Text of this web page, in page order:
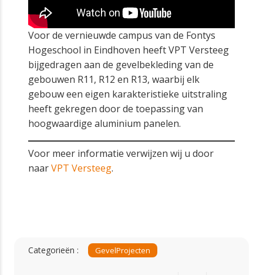
Voor de vernieuwde campus van de Fontys
Hogeschool in Eindhoven heeft VPT Versteeg
bijgedragen aan de gevelbekleding van de
gebouwen R11, R12 en R13, waarbij elk
gebouw een eigen karakteristieke uitstraling
heeft gekregen door de toepassing van
hoogwaardige aluminium panelen.
Voor meer informatie verwijzen wij u door
naarVPT Versteeg.
Categorieën : GevelProjecten